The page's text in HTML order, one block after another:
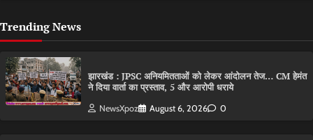
Trending News
झारखंड : JPSC अनियमितताओं को लेकर आंदोलन तेज… CM हेमंत
ने दिया वार्ता का प्रस्ताव, 5 और आरोपी धराये
NewsXpoz August 6, 2026 0